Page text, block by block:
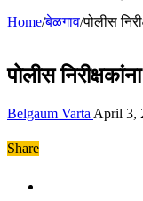
Home/बेळगाव/पोलीस
पोलीस
Belgaum Varta April 3,
Share